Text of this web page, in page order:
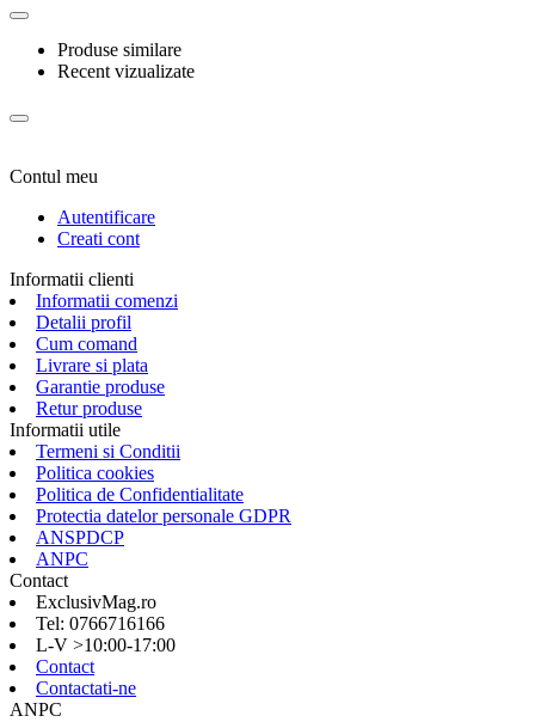
Produse similare
Recent vizualizate
Contul meu
Autentificare
Creati cont
Informatii clienti
Informatii comenzi
Detalii profil
Cum comand
Livrare si plata
Garantie produse
Retur produse
Informatii utile
Termeni si Conditii
Politica cookies
Politica de Confidentialitate
Protectia datelor personale GDPR
ANSPDCP
ANPC
Contact
ExclusivMag.ro
Tel: 0766716166
L-V >10:00-17:00
Contact
Contactati-ne
ANPC